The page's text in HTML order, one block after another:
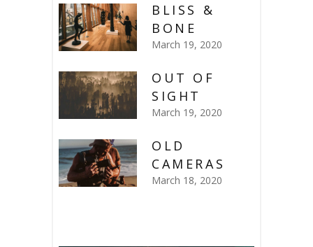
BLISS &
BONE
March 19, 2020
OUT OF
SIGHT
March 19, 2020
OLD
CAMERAS
March 18, 2020